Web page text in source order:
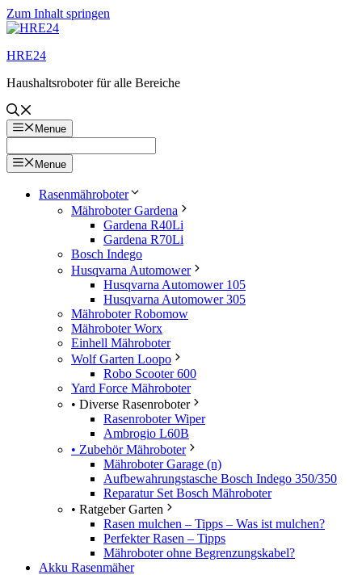
Zum Inhalt springen
HRE24
Haushaltsroboter für alle Bereiche
Menue
Menue
Rasenmähroboter
Mähroboter Gardena
Gardena R40Li
Gardena R70Li
Bosch Indego
Husqvarna Automower
Husqvarna Automower 105
Husqvarna Automower 305
Mähroboter Robomow
Mähroboter Worx
Einhell Mähroboter
Wolf Garten Loopo
Robo Scooter 600
Yard Force Mähroboter
• Diverse Rasenroboter
Rasenroboter Wiper
Ambrogio L60B
• Zubehör Mähroboter
Mähroboter Garage (n)
Aufbewahrungstasche Bosch Indego 350/350
Reparatur Set Bosch Mähroboter
• Ratgeber Garten
Rasen mulchen – Tipps – Was ist mulchen?
Perfekter Rasen – Tipps
Mähroboter ohne Begrenzungskabel?
Akku Rasenmäher